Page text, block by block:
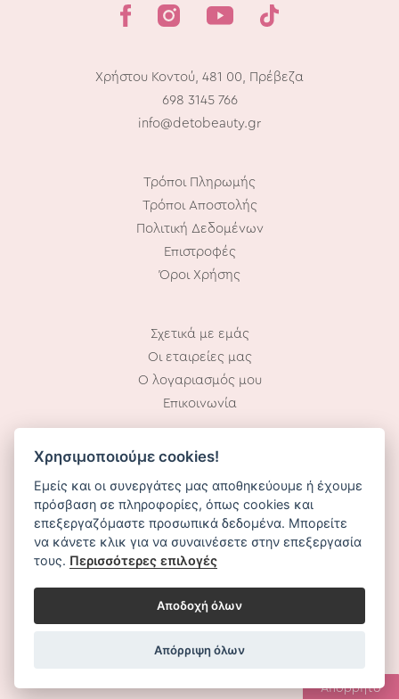
Απόρρητο
Χρήστου Κοντού, 481 00, Πρέβεζα
698 3145 766
info@detobeauty.gr
Τρόποι Πληρωμής
Τρόποι Αποστολής
Πολιτική Δεδομένων
Επιστροφές
Όροι Χρήσης
Σχετικά με εμάς
Οι εταιρείες μας
Ο λογαριασμός μου
Επικοινωνία
Ωράριο Λειτουργίας:
Δευ – Παρ: 10.00 – 18.00
Χρησιμοποιούμε cookies!
Εμείς και οι συνεργάτες μας αποθηκεύουμε ή έχουμε
πρόσβαση σε πληροφορίες, όπως cookies και
επεξεργαζόμαστε προσωπικά δεδομένα. Μπορείτε
να κάνετε κλικ για να συναινέσετε στην επεξεργασία
τους. Περισσότερες επιλογές
Αποδοχή όλων
Απόρριψη όλων